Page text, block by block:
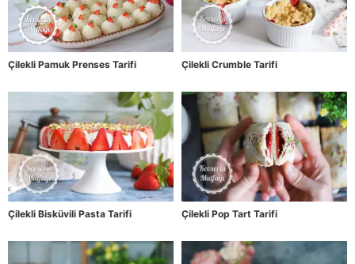
Çilekli Pamuk Prenses Tarifi Çilekli Crumble Tarifi
Çilekli Bisküvili Pasta Tarifi Çilekli Pop Tart Tarifi